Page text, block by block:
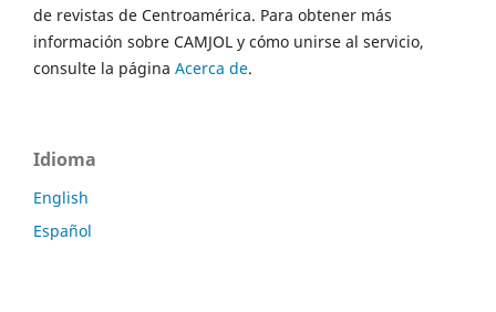
de revistas de Centroamérica. Para obtener más
información sobre CAMJOL y cómo unirse al servicio,
consulte la página Acerca de.
Idioma
English
Español